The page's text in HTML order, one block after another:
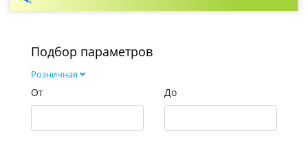
Подбор параметров
Розничная
От До